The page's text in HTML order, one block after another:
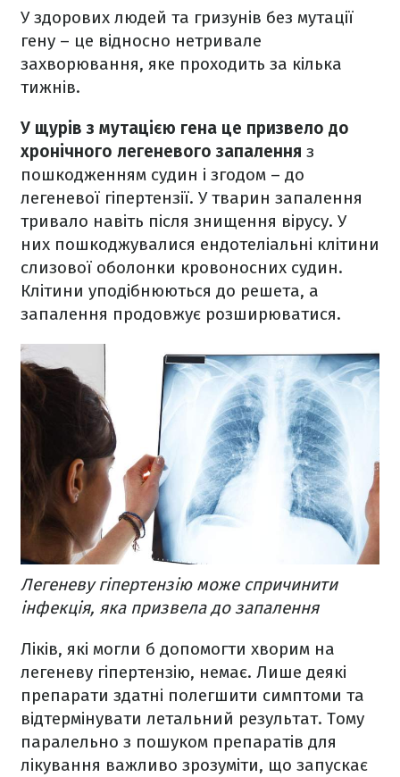
У здорових людей та гризунів без мутації
гену – це відносно нетривале
захворювання, яке проходить за кілька
тижнів.
У щурів з мутацією гена це призвело до
хронічного легеневого запалення з
пошкодженням судин і згодом – до
легеневої гіпертензії. У тварин запалення
тривало навіть після знищення вірусу. У
них пошкоджувалися ендотеліальні клітини
слизової оболонки кровоносних судин.
Клітини уподібнюються до решета, а
запалення продовжує розширюватися.
Легеневу гіпертензію може спричинити
інфекція, яка призвела до запалення
Ліків, які могли б допомогти хворим на
легеневу гіпертензію, немає. Лише деякі
препарати здатні полегшити симптоми та
відтермінувати летальний результат. Тому
паралельно з пошуком препаратів для
лікування важливо зрозуміти, що запускає